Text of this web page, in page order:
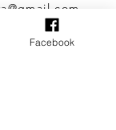
Facebook